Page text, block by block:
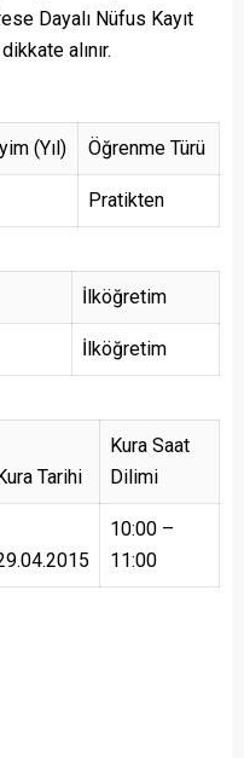
Dayalı Nüfus Kayıt
alınır.
(Yıl) Öğrenme Türü
Pratikten
İlköğretim
İlköğretim
Tarihi
Kura Saat
Dilimi
10:00 –
11:00